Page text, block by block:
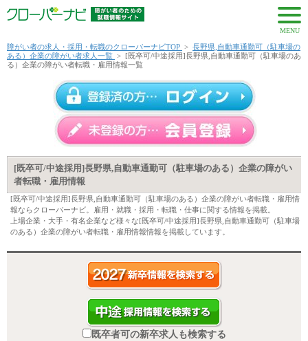
MENU
障がい者の求人・採用・転職のクローバーナビTOP > 長野県,自動車通勤可（駐車場の
ある）企業の障がい者求人一覧 > [既卒可/中途採用]長野県,自動車通勤可（駐車場のあ
る）企業の障がい者転職・雇用情報一覧
[既卒可/中途採用]長野県,自動車通勤可（駐車場のある）企業の障がい
者転職・雇用情報
[既卒可/中途採用]長野県,自動車通勤可（駐車場のある）企業の障がい者転職・雇用情
報ならクローバーナビ。雇用・就職・採用・転職・仕事に関する情報を掲載。
上場企業・大手・有名企業など様々な[既卒可/中途採用]長野県,自動車通勤可（駐車場
のある）企業の障がい者転職・雇用情報情報を掲載しています。
既卒者可の新卒求人も検索する